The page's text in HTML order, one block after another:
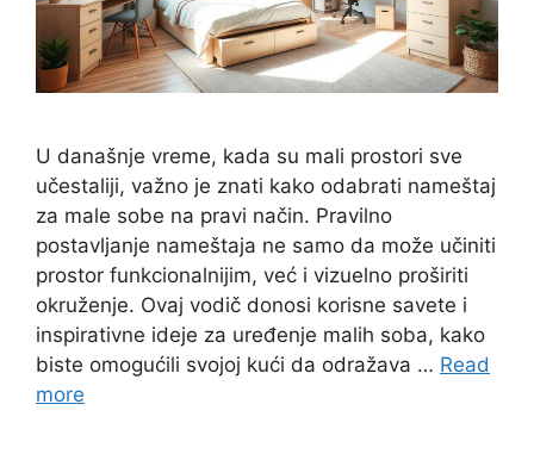
U današnje vreme, kada su mali prostori sve
učestaliji, važno je znati kako odabrati nameštaj
za male sobe na pravi način. Pravilno
postavljanje nameštaja ne samo da može učiniti
prostor funkcionalnijim, već i vizuelno proširiti
okruženje. Ovaj vodič donosi korisne savete i
inspirativne ideje za uređenje malih soba, kako
biste omogućili svojoj kući da odražava … Read
more